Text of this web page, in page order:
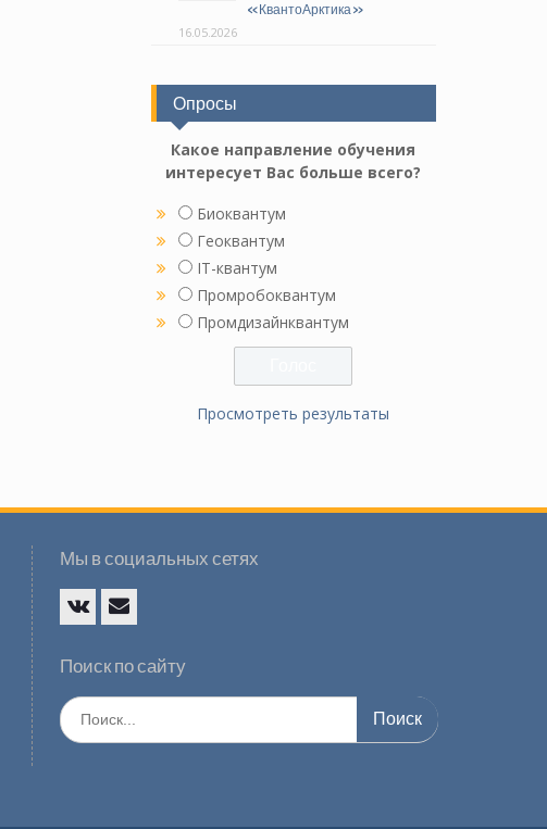
«КвантоАрктика»
16.05.2026
Опросы
Какое направление обучения
интересует Вас больше всего?
Биоквантум
Геоквантум
IT-квантум
Промробоквантум
Промдизайнквантум
Просмотреть результаты
Мы в социальных сетях
mail
Поиск по сайту
Искать: